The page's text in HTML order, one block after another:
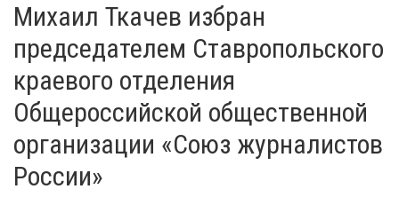
Михаил Ткачев избран
председателем Ставропольского
краевого отделения
Общероссийской общественной
организации «Союз журналистов
России»